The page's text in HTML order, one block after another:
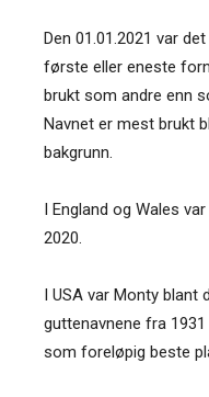
Den 01.01.2021 var
første eller eneste
brukt som andre enn
Navnet er mest brukt
bakgrunn.
I England og Wales
2020.
I USA var Monty blant
guttenavnene fra 1931
som foreløpig beste